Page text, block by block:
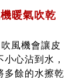
暖氣吹乾
風機會讓皮
心沾到水，
多餘的水擦乾